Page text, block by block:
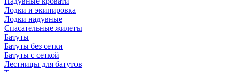
Лодки и экипировка
Лодки надувные
Спасательные жилеты
Батуты
Батуты без сетки
Батуты с сеткой
Лестницы для батутов